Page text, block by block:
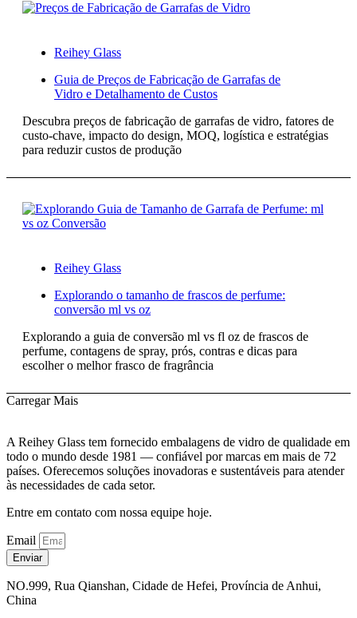
Reihey Glass
Guia de Preços de Fabricação de Garrafas de
Vidro e Detalhamento de Custos
Descubra preços de fabricação de garrafas de vidro, fatores de
custo-chave, impacto do design, MOQ, logística e estratégias
para reduzir custos de produção
Reihey Glass
Explorando o tamanho de frascos de perfume:
conversão ml vs oz
Explorando a guia de conversão ml vs fl oz de frascos de
perfume, contagens de spray, prós, contras e dicas para
escolher o melhor frasco de fragrância
Carregar Mais
A Reihey Glass tem fornecido embalagens de vidro de qualidade em
todo o mundo desde 1981 — confiável por marcas em mais de 72
países. Oferecemos soluções inovadoras e sustentáveis para atender
às necessidades de cada setor.
Entre em contato com nossa equipe hoje.
Email
Enviar
NO.999, Rua Qianshan, Cidade de Hefei, Província de Anhui,
China